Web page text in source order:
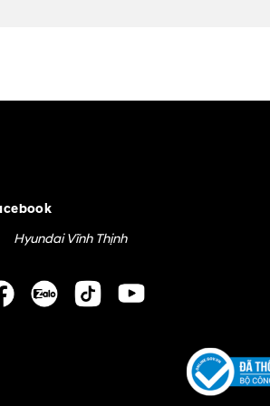
Hyundai Vĩnh Thịnh